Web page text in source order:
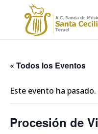
« Todos los Eventos
Este evento ha pasado.
Procesión de